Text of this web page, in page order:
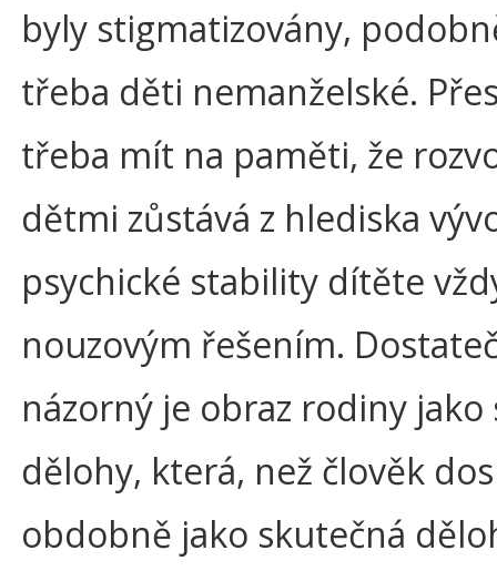
byly stigmatizovány,
třeba děti nemanželské.
třeba mít na paměti, že
dětmi zůstává z hlediska
psychické stability dítěte
nouzovým řešením.
názorný je obraz rodiny jako
dělohy, která, než člověk
obdobně jako skutečná